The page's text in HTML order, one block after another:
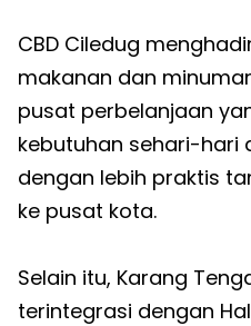
CBD Ciledug
makanan dan
pusat perbelanjaan
kebutuhan sehari-hari
dengan lebih praktis
ke pusat kota.
Selain itu, Karang
terintegrasi dengan